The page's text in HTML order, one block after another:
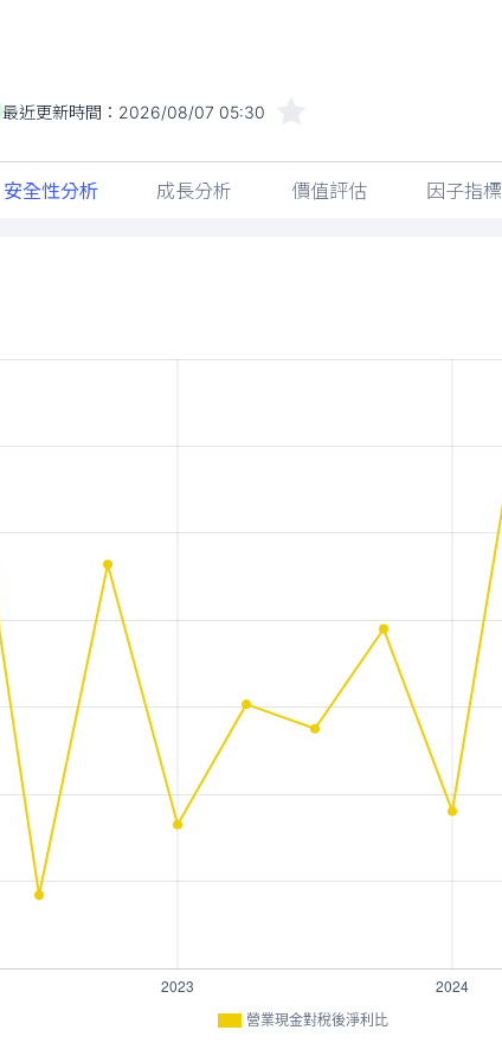
最近更新時間： 2026/08/07 05:30
安全性分析 成長分析 價值評估 因子指標
營業現金對稅後淨利比